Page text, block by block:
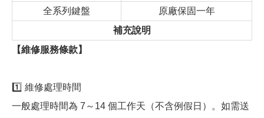
全系列鍵盤
原廠保固一年
補充說明
【維修服務條款】
1️⃣ 維修處理時間
一般處理時間為 7～14 個工作天（不含例假日）。如需送